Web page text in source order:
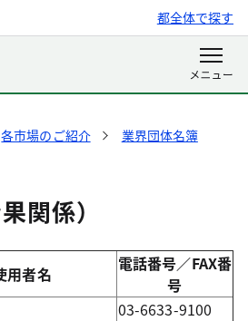
都全体で探す
各市場のご紹介
業界団体名簿
関係）
用者名
電話番号／FAX番
号
03-6633-9100